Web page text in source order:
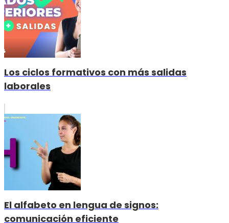
Los ciclos formativos con más salidas
laborales
El alfabeto en lengua de signos:
comunicación eficiente